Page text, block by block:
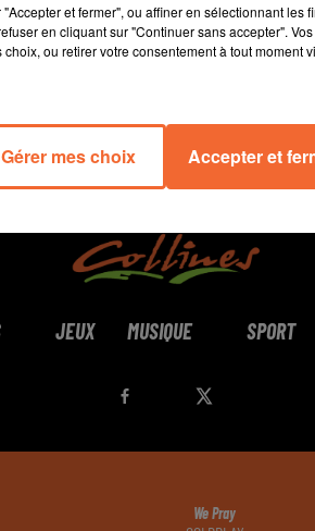
JEUX MUSIQUE SPORT
We Pray
et fermer", ou affiner en sélectionnant les
en cliquant sur "Continuer sans accepter".
ou retirer votre consentement à tout moment
Gérer mes choix Accepter et